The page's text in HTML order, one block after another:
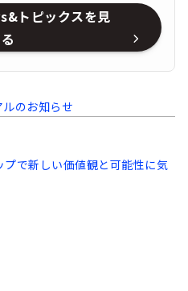
トピックスを見
る
のお知らせ
で新しい価値観と可能性に気